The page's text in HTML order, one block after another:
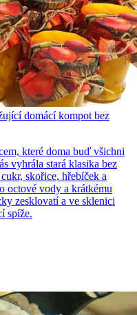
domácí kompot bez
které doma buď všichni
vyhrála stará klasika bez
skořice, hřebíček a
octové vody a krátkému
zesklovatí a ve sklenici
spíže.